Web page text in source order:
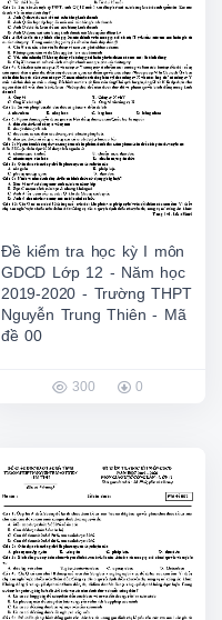
Đề kiểm tra học kỳ I môn
GDCD Lớp 12 - Năm học
2019-2020 - Trường THPT
Nguyễn Trung Thiên - Mã
đề 00
300 0